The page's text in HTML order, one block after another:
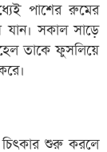
পাশের রুমের
যান। সকাল সাড়ে
তাকে ফুসলিয়ে
চিৎকার শুরু করলে